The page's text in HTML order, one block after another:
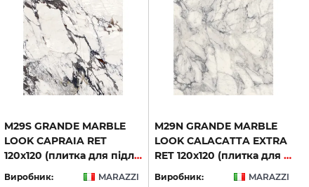
M29S GRANDE MARBLE
LOOK CAPRAIA RET
120х120 (плитка для підлоги і стін)
Виробник:
MARAZZI
M29N GRANDE MARBLE
LOOK CALACATTA EXTRA
RET 120х120 (плитка для підлоги і стін)
Виробник:
MARAZZI